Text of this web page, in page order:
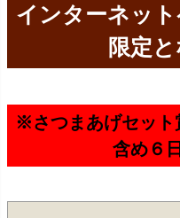
インターネッ
限定と
※さつまあげセット
含め６